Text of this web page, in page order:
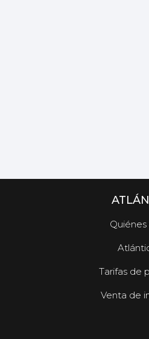
Tarifas de
Venta de